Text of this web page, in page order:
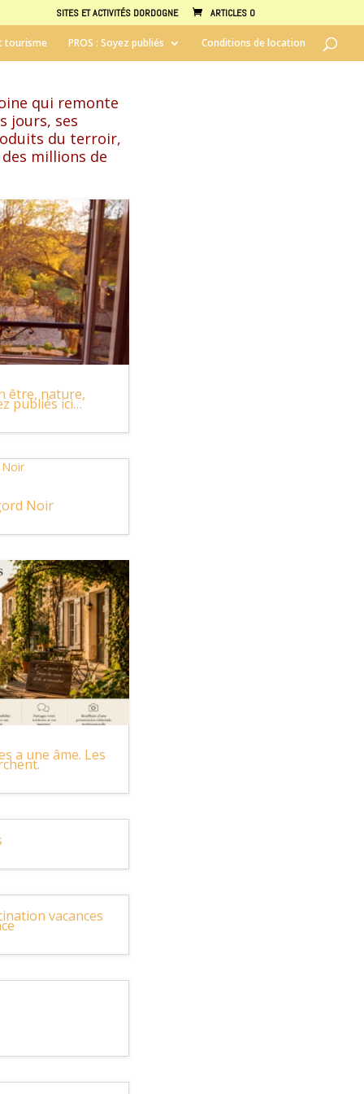
SITES ET ACTIVITÉS DORDOGNE ARTICLES 0
tourisme PROS : Soyez publiés Conditions de location
qui remonte
jours, ses
du terroir,
millions de
être, nature,
publiés ici…
Noir
a une âme. Les
vacances